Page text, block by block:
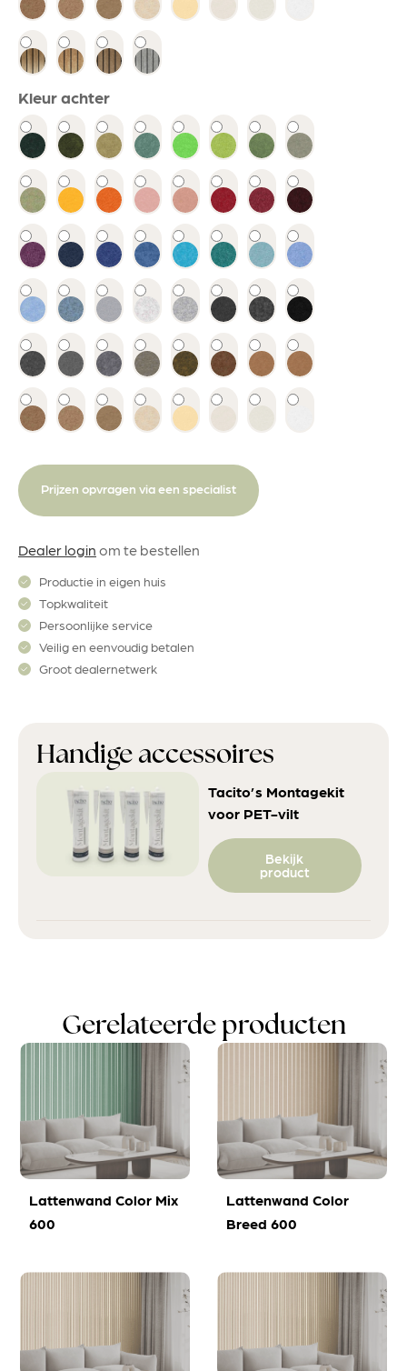
Kleur achter
Prijzen opvragen via een specialist
Dealer login om te bestellen
Productie in eigen huis
Topkwaliteit
Persoonlijke service
Veilig en eenvoudig betalen
Groot dealernetwerk
Handige accessoires
Tacito’s Montagekit
voor PET-vilt
Bekijk
product
Gerelateerde producten
Lattenwand Color Mix
600
Lattenwand Color
Breed 600